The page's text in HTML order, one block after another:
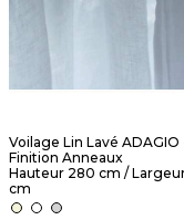
Voilage Lin Lavé ADAGIO
Finition Anneaux
Hauteur 280 cm / Largeur
cm